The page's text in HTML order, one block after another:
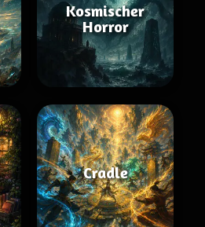
Kosmischer
Horror
Cradle